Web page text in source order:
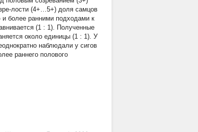
лости (4+…5+) доля самцов
более ранними подходами к
(1 : 1). Полученные
около единицы (1 : 1). У
наблюдали у сигов
раннего полового